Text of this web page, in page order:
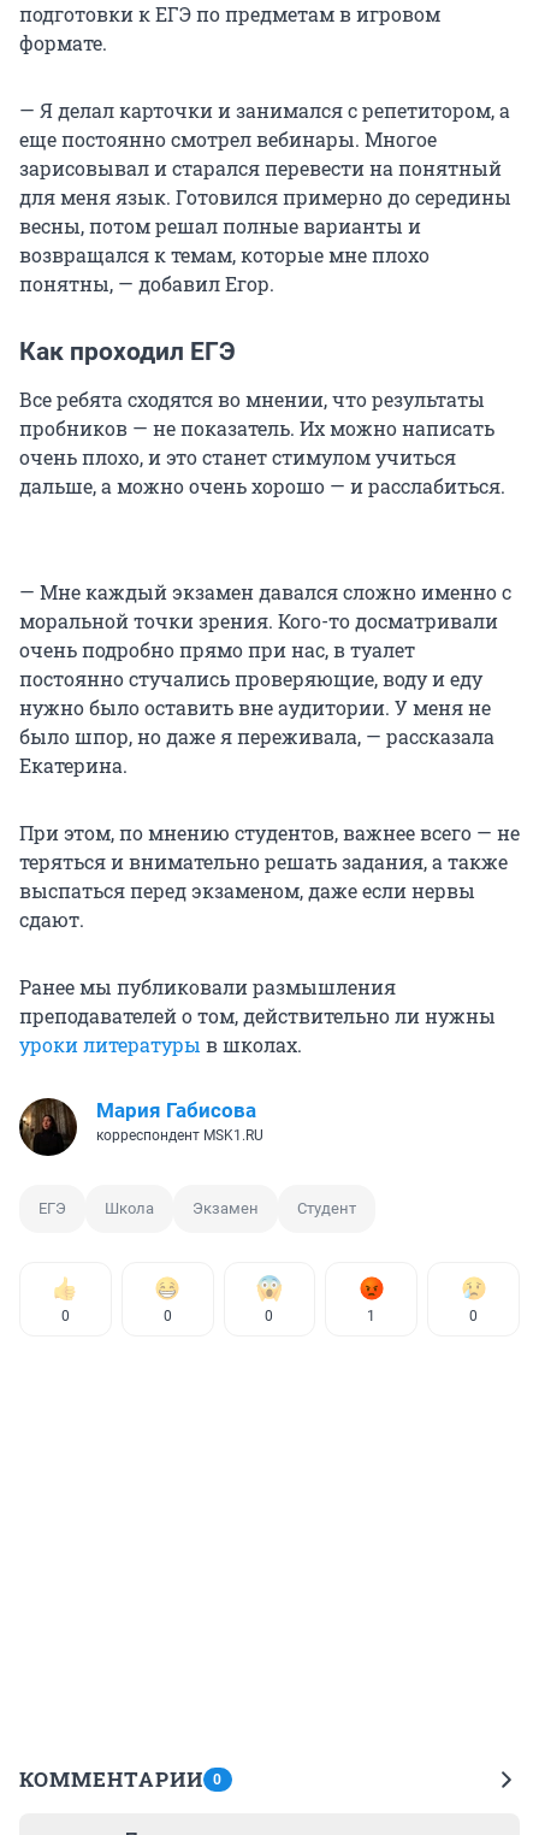
подготовки к ЕГЭ по предметам в игровом
формате.
— Я делал карточки и занимался с репетитором, а
еще постоянно смотрел вебинары. Многое
зарисовывал и старался перевести на понятный
для меня язык. Готовился примерно до середины
весны, потом решал полные варианты и
возвращался к темам, которые мне плохо
понятны, — добавил Егор.
Как проходил ЕГЭ
Все ребята сходятся во мнении, что результаты
пробников — не показатель. Их можно написать
очень плохо, и это станет стимулом учиться
дальше, а можно очень хорошо — и расслабиться.
— Мне каждый экзамен давался сложно именно с
моральной точки зрения. Кого-то досматривали
очень подробно прямо при нас, в туалет
постоянно стучались проверяющие, воду и еду
нужно было оставить вне аудитории. У меня не
было шпор, но даже я переживала, — рассказала
Екатерина.
При этом, по мнению студентов, важнее всего — не
теряться и внимательно решать задания, а также
выспаться перед экзаменом, даже если нервы
сдают.
Ранее мы публиковали размышления
преподавателей о том, действительно ли нужны
уроки литературы в школах.
Мария Габисова
корреспондент MSK1.RU
ЕГЭ Школа Экзамен Студент
0 0 0 1 0
КОММЕНТАРИИ 0